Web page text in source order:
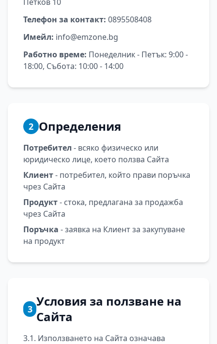
Телефон за контакт: 0895508408
Имейл: info@emzone.bg
Работно време: Понеделник - Петък: 9:00 -
18:00, Събота: 10:00 - 14:00
2 Определения
Потребител - всяко физическо или
юридическо лице, което ползва Сайта
Клиент- потребител, който прави поръчка
чрез Сайта
Продукт- стока, предлагана за продажба
чрез Сайта
Поръчка - заявка на Клиент за закупуване
на продукт
3 Условия за ползване на
Сайта
3.1. Използването на Сайта означава